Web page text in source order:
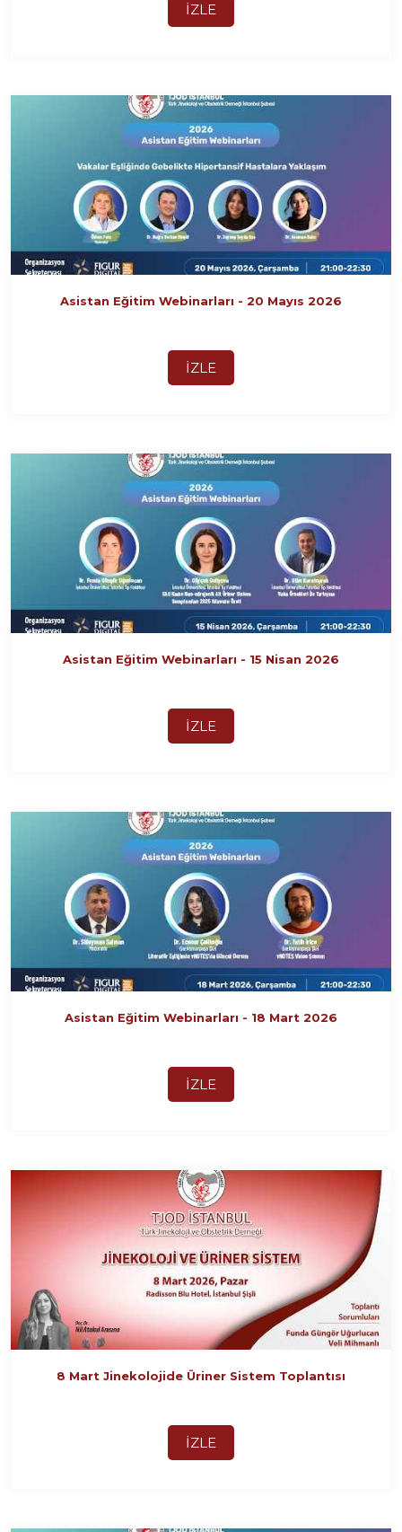
İZLE
Asistan Eğitim Webinarları - 20 Mayıs 2026
İZLE
Asistan Eğitim Webinarları - 15 Nisan 2026
İZLE
Asistan Eğitim Webinarları - 18 Mart 2026
İZLE
8 Mart Jinekolojide Üriner Sistem Toplantısı
İZLE